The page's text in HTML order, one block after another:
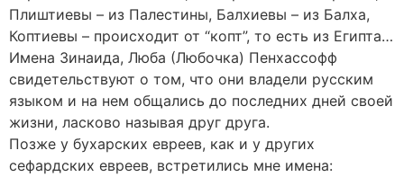
Плиштиевы – из Палестины, Балхиевы – из Балха,
Коптиевы – происходит от “копт”, то есть из Египта…
Имена Зинаида, Люба (Любочка) Пенхассофф
свидетельствуют о том, что они владели русским
языком и на нем общались до последних дней своей
жизни, ласково называя друг друга.
Позже у бухарских евреев, как и у других
сефардских евреев, встретились мне имена: